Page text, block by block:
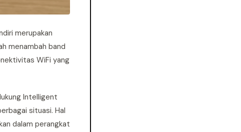
merupakan
menambah band
WiFi yang
Intelligent
situasi. Hal
dalam perangkat